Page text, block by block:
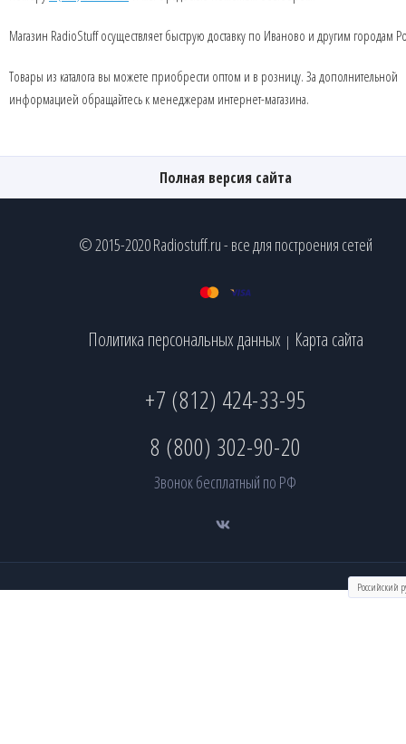
Магазин RadioStuff осуществляет быструю доставку по Иваново и другим городам
Товары из каталога вы можете приобрести оптом и в розницу. За дополнительной
информацией обращайтесь к менеджерам интернет-магазина.
Полная версия сайта
© 2015-2020 Radiostuff.ru - все для построения сетей
Политика персональных данных | Карта сайта
+7 (812) 424-33-95
8 (800) 302-90-20
Звонок бесплатный по РФ